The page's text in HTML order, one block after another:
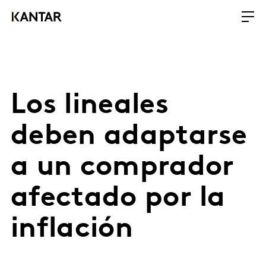
Los lineales
deben adaptarse
a un comprador
afectado por la
inflación